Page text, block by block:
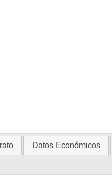
Datos Económicos